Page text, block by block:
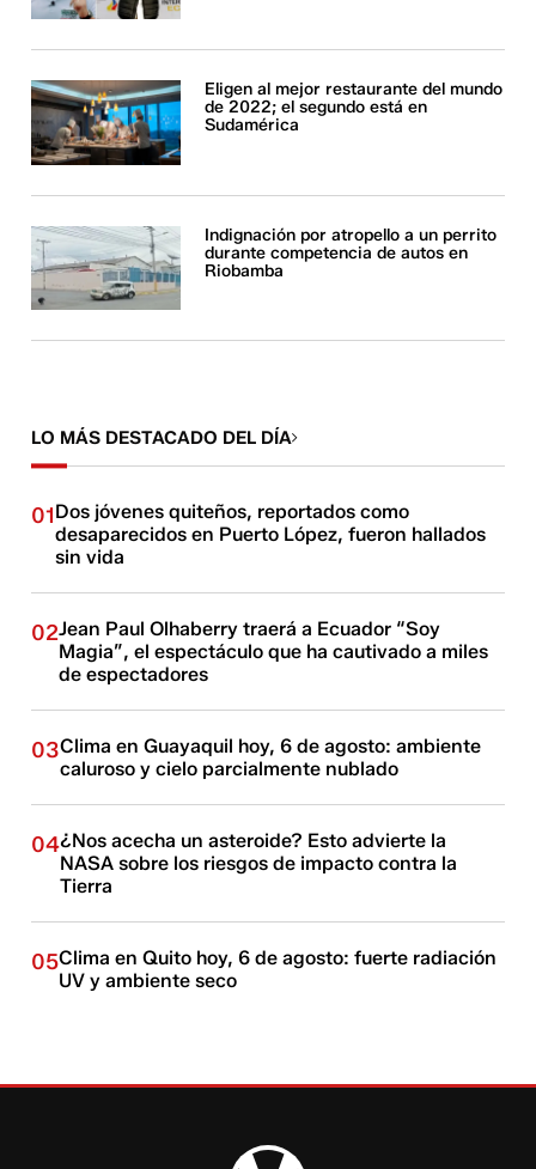
Eligen al mejor restaurante del mundo
de 2022; el segundo está en
Sudamérica
Indignación por atropello a un perrito
durante competencia de autos en
Riobamba
LO MÁS DESTACADO DEL DÍA
01Dos jóvenes quiteños, reportados como
desaparecidos en Puerto López, fueron hallados
sin vida
02Jean Paul Olhaberry traerá a Ecuador “Soy
Magia”, el espectáculo que ha cautivado a miles
de espectadores
03Clima en Guayaquil hoy, 6 de agosto: ambiente
caluroso y cielo parcialmente nublado
04¿Nos acecha un asteroide? Esto advierte la
NASA sobre los riesgos de impacto contra la
Tierra
05Clima en Quito hoy, 6 de agosto: fuerte radiación
UV y ambiente seco